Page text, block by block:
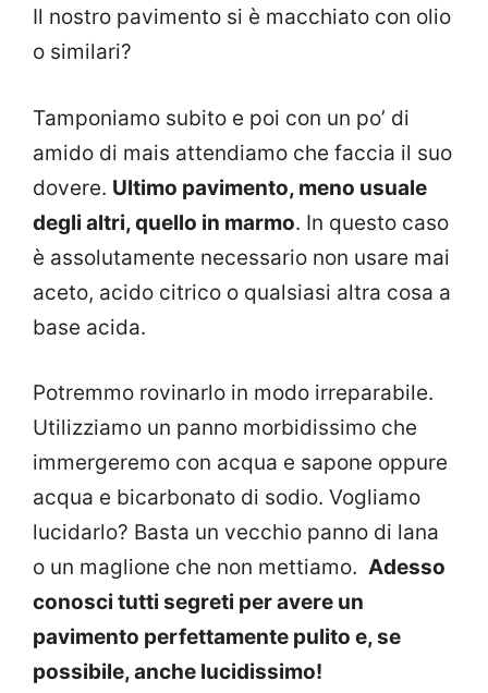
Il nostro pavimento si è macchiato con olio
o similari?
Tamponiamo subito e poi con un po’ di
amido di mais attendiamo che faccia il suo
dovere. Ultimo pavimento, meno usuale
degli altri, quello in marmo. In questo caso
è assolutamente necessario non usare mai
aceto, acido citrico o qualsiasi altra cosa a
base acida.
Potremmo rovinarlo in modo irreparabile.
Utilizziamo un panno morbidissimo che
immergeremo con acqua e sapone oppure
acqua e bicarbonato di sodio. Vogliamo
lucidarlo? Basta un vecchio panno di lana
o un maglione che non mettiamo. Adesso
conosci tutti segreti per avere un
pavimento perfettamente pulito e, se
possibile, anche lucidissimo!